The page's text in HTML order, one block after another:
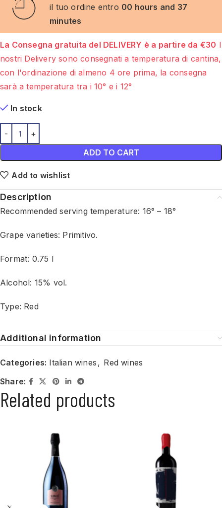
il tuo ordine entro 00 hours and 37
minutes
La Consegna gratuita del DELIVERY è a partire da €30 I
nostri Delivery sono consegnati a temperatura di cantina,
con l'ordinazione di almeno 4 ore prima, la consegna
sarà a temperatura tra i 10° e i 12°
In stock
ADD TO CART
Add to wishlist
Description
Recommended serving temperature: 16° – 18°
Grape varieties: Primitivo.
Format: 0.75 l
Alcohol: 15% vol.
Type: Red
Additional information
Categories: Italian wines , Red wines
Share:
Related products